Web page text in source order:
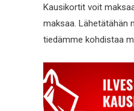
Kausikortit voit
maksaa. Lähetätähän
tiedämme kohdistaa